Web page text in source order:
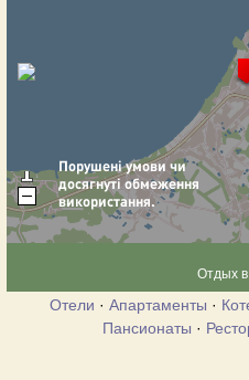
Отдых в
Отели · Апартаменты ·
Пансионаты ·